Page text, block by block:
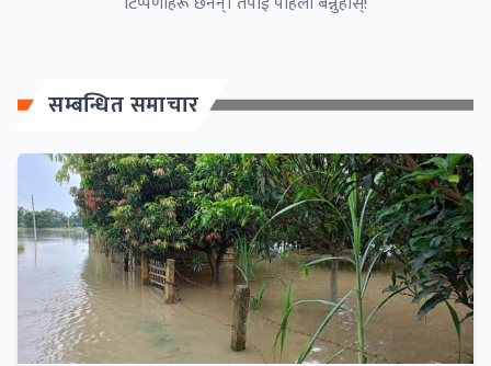
सम्बन्धित समाचार